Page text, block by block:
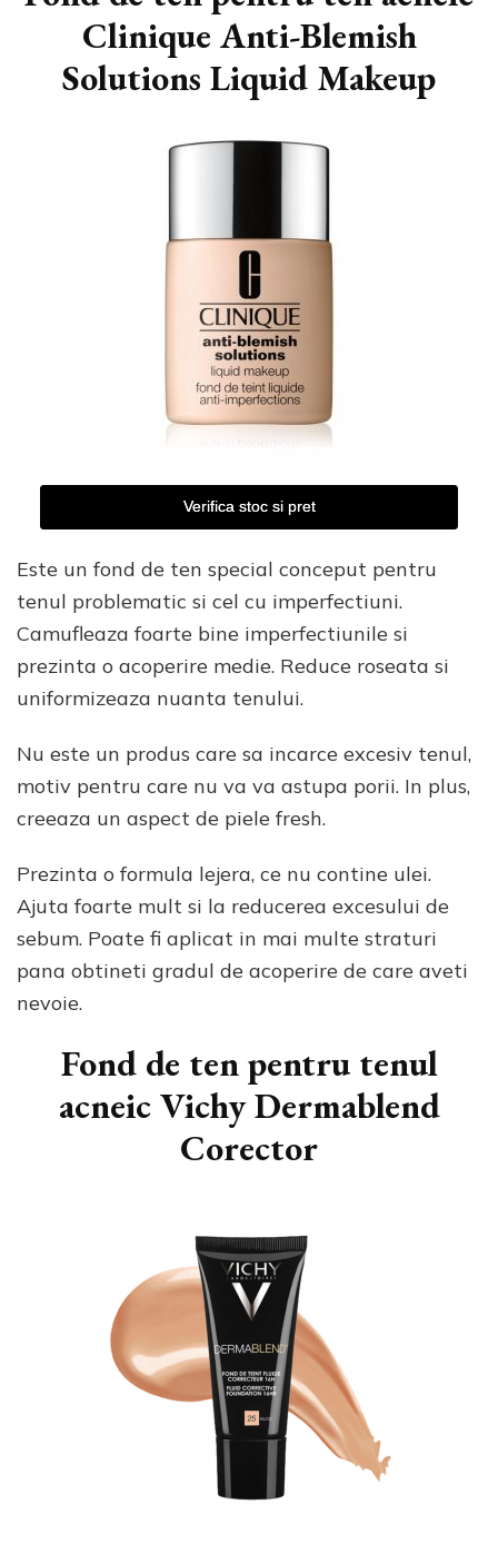
Clinique Anti-Blemish
Solutions Liquid Makeup
Verifica stoc si pret
Este un fond de ten special conceput pentru
tenul problematic si cel cu imperfectiuni.
Camufleaza foarte bine imperfectiunile si
prezinta o acoperire medie. Reduce roseata si
uniformizeaza nuanta tenului.
Nu este un produs care sa incarce excesiv tenul,
motiv pentru care nu va va astupa porii. In plus,
creeaza un aspect de piele fresh.
Prezinta o formula lejera, ce nu contine ulei.
Ajuta foarte mult si la reducerea excesului de
sebum. Poate fi aplicat in mai multe straturi
pana obtineti gradul de acoperire de care aveti
nevoie.
Fond de ten pentru tenul
acneic Vichy Dermablend
Corector